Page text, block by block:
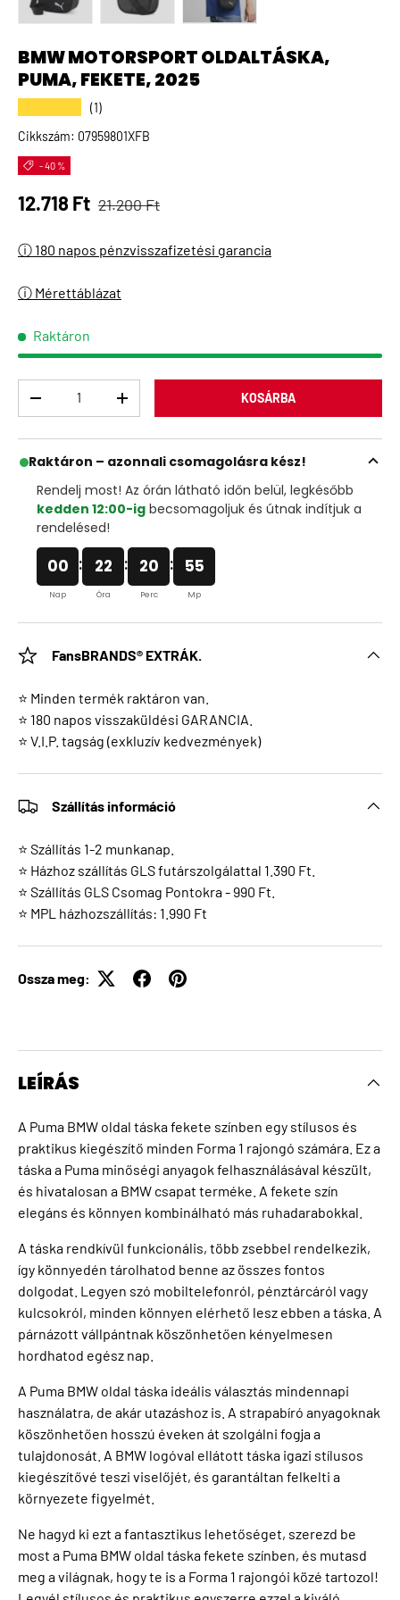
BMW MOTORSPORT OLDALTÁSKA,
PUMA, FEKETE, 2025
(1)
Cikkszám: 07959801XFB
- 40 %
Eladási ár
12.718 Ft Normál ár
21.200 Ft
ⓘ 180 napos pénzvisszafizetési garancia
ⓘ Mérettáblázat
Raktáron
KOSÁRBA
Raktáron – azonnali csomagolásra kész!
Rendelj most! Az órán látható időn belül, legkésőbb
kedden 12:00-ig becsomagoljuk és útnak indítjuk a
rendelésed!
00
Nap
: 22
Óra
: 20
Perc
: 54
Mp
FansBRANDS® EXTRÁK.
⭐ Minden termék raktáron van.
⭐ 180 napos visszaküldési GARANCIA.
⭐ V.I.P. tagság (exkluzív kedvezmények)
Szállítás információ
⭐ Szállítás 1-2 munkanap.
⭐ Házhoz szállítás GLS futárszolgálattal 1.390 Ft.
⭐ Szállítás GLS Csomag Pontokra - 990 Ft.
⭐ MPL házhozszállítás: 1.990 Ft
Ossza meg:
LEÍRÁS
A Puma BMW oldal táska fekete színben egy stílusos és
praktikus kiegészítő minden Forma 1 rajongó számára. Ez a
táska a Puma minőségi anyagok felhasználásával készült,
és hivatalosan a BMW csapat terméke. A fekete szín
elegáns és könnyen kombinálható más ruhadarabokkal.
A táska rendkívül funkcionális, több zsebbel rendelkezik,
így könnyedén tárolhatod benne az összes fontos
dolgodat. Legyen szó mobiltelefonról, pénztárcáról vagy
kulcsokról, minden könnyen elérhető lesz ebben a táska. A
párnázott vállpántnak köszönhetően kényelmesen
hordhatod egész nap.
A Puma BMW oldal táska ideális választás mindennapi
használatra, de akár utazáshoz is. A strapabíró anyagoknak
köszönhetően hosszú éveken át szolgálni fogja a
tulajdonosát. A BMW logóval ellátott táska igazi stílusos
kiegészítővé teszi viselőjét, és garantáltan felkelti a
környezete figyelmét.
Ne hagyd ki ezt a fantasztikus lehetőséget, szerezd be
most a Puma BMW oldal táska fekete színben, és mutasd
meg a világnak, hogy te is a Forma 1 rajongói közé tartozol!